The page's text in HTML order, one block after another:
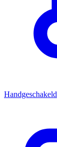
Handgeschakeld